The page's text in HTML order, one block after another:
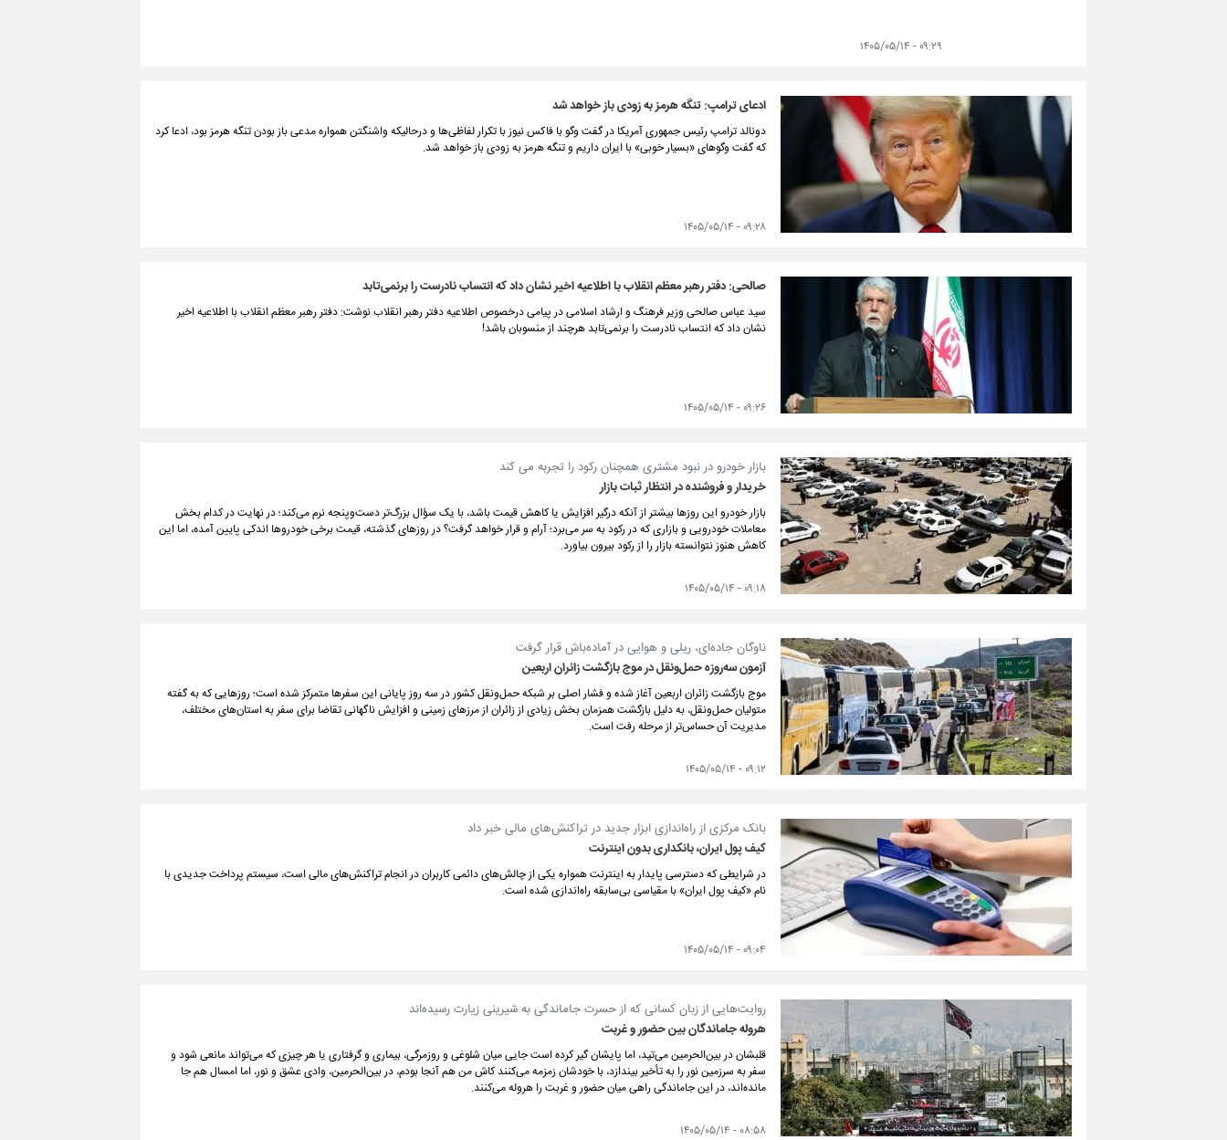
۰۹:۲۹ - ۱۴۰۵/۰۵/۱۴
ادعای ترامپ: تنگه هرمز به زودی باز خواهد شد
دونالد ترامپ رئیس جمهوری آمریکا در گفت وگو با فاکس نیوز با تکرار لفاظی‌ها و درحالیکه واشنگتن همواره مدعی باز بودن تنگه هرمز بود، ادعا کرد
که گفت وگوهای «بسیار خوبی» با ایران داریم و تنگه هرمز به‌ زودی باز خواهد شد.
۰۹:۲۸ - ۱۴۰۵/۰۵/۱۴
صالحی: دفتر رهبر معظم انقلاب با اطلاعیه اخیر نشان داد که انتساب نادرست را برنمی‌تابد
سید عباس صالحی وزیر فرهنگ و ارشاد اسلامی در پیامی درخصوص اطلاعیه دفتر رهبر انقلاب نوشت: دفتر رهبر معظم انقلاب با اطلاعیه اخیر
نشان داد که انتساب نادرست را برنمی‌تابد هرچند از منسوبان باشد!
۰۹:۲۶ - ۱۴۰۵/۰۵/۱۴
بازار خودرو در نبود مشتری همچنان رکود را تجربه می کند
خریدار و فروشنده در انتظار ثبات بازار
بازار خودرو این روزها بیشتر از آنکه درگیر افزایش یا کاهش قیمت باشد، با یک سؤال بزرگ‌تر دست‌وپنجه نرم می‌کند؛ در نهایت در کدام بخش
معاملات خودرویی و بازاری که در رکود به سر می‌برد؛ آرام و قرار خواهد گرفت؟ در روزهای گذشته، قیمت برخی خودروها اندکی پایین آمده، اما این
کاهش هنوز نتوانسته بازار را از رکود بیرون بیاورد.
۰۹:۱۸ - ۱۴۰۵/۰۵/۱۴
ناوگان جاده‌ای، ریلی و هوایی در آماده‌باش قرار گرفت
آزمون سه‌روزه حمل‌ونقل در موج بازگشت زائران اربعین
موج بازگشت زائران اربعین آغاز شده و فشار اصلی بر شبکه حمل‌ونقل کشور در سه روز پایانی این سفرها متمرکز شده است؛ روزهایی که به گفته
متولیان حمل‌ونقل، به دلیل بازگشت همزمان بخش زیادی از زائران از مرزهای زمینی و افزایش ناگهانی تقاضا برای سفر به استان‌های مختلف،
مدیریت آن حساس‌تر از مرحله رفت است.
۰۹:۱۲ - ۱۴۰۵/۰۵/۱۴
بانک مرکزی از راه‌اندازی ابزار جدید در تراکنش‌های مالی خبر داد
کیف پول ایران، بانکداری بدون اینترنت
در شرایطی که دسترسی پایدار به اینترنت همواره یکی از چالش‌های دائمی کاربران در انجام تراکنش‌های مالی است، سیستم پرداخت جدیدی با
نام «کیف پول ایران» با مقیاسی بی‌سابقه راه‌اندازی شده است.
۰۹:۰۴ - ۱۴۰۵/۰۵/۱۴
روایت‌هایی از زبان کسانی که از حسرت جاماندگی به شیرینی زیارت رسیده‌اند
هروله جاماندگان بین حضور و غربت
قلبشان در بین‌الحرمین می‌تپد، اما پایشان گیر کرده است جایی میان شلوغی و روزمرگی، بیماری و گرفتاری یا هر چیزی که می‌تواند مانعی شود و
سفر به سرزمین نور را به تأخیر بیندازد، با خودشان زمزمه می‌کنند کاش من هم آنجا بودم، در بین‌الحرمین، وادی عشق و نور، اما امسال هم جا
مانده‌اند، در این جاماند‌گی راهی میان حضور و غربت را هروله می‌کنند.
۰۸:۵۸ - ۱۴۰۵/۰۵/۱۴